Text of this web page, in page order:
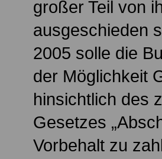
großer Teil von
ausgeschieden
2005 solle die
der Möglichkeit
hinsichtlich des
Gesetzes
Vorbehalt zu